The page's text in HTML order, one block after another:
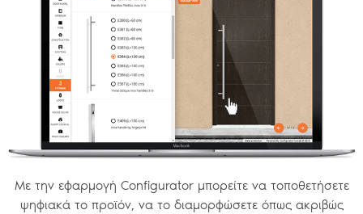
organisme și instituții recunoscute la nivel internațional.
CERTIFICĂRI
TÜV NORD
Up=1.4 W/(m 2K)
Με την εφαρμογή Configurator μπορείτε να τοποθετήσετε
ψηφιακά το προϊόν, να το διαμορφώσετε όπως ακριβώς